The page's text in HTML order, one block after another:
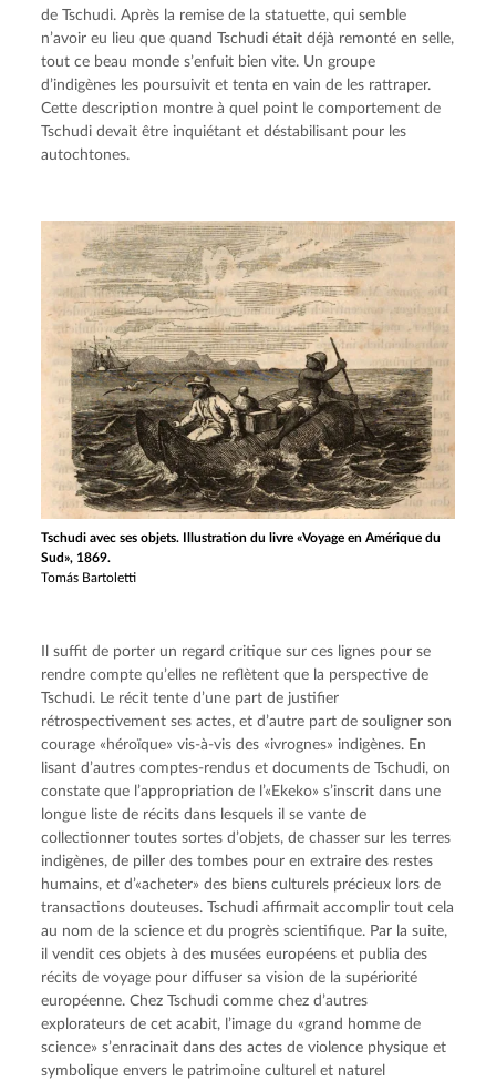
de Tschudi. Après la remise de la statuette, qui semble
n’avoir eu lieu que quand Tschudi était déjà remonté en selle,
tout ce beau monde s’enfuit bien vite. Un groupe
d’indigènes les poursuivit et tenta en vain de les rattraper.
Cette description montre à quel point le comportement de
Tschudi devait être inquiétant et déstabilisant pour les
autochtones.
Tschudi avec ses objets. Illustration du livre «Voyage en Amérique du
Sud», 1869.
Tomás Bartoletti
Il suffit de porter un regard critique sur ces lignes pour se
rendre compte qu’elles ne reflètent que la perspective de
Tschudi. Le récit tente d’une part de justifier
rétrospectivement ses actes, et d’autre part de souligner son
courage «héroïque» vis-à-vis des «ivrognes» indigènes. En
lisant d’autres comptes-rendus et documents de Tschudi, on
constate que l’appropriation de l’«Ekeko» s’inscrit dans une
longue liste de récits dans lesquels il se vante de
collectionner toutes sortes d’objets, de chasser sur les terres
indigènes, de piller des tombes pour en extraire des restes
humains, et d’«acheter» des biens culturels précieux lors de
transactions douteuses. Tschudi affirmait accomplir tout cela
au nom de la science et du progrès scientifique. Par la suite,
il vendit ces objets à des musées européens et publia des
récits de voyage pour diffuser sa vision de la supériorité
européenne. Chez Tschudi comme chez d’autres
explorateurs de cet acabit, l’image du «grand homme de
science» s’enracinait dans des actes de violence physique et
symbolique envers le patrimoine culturel et naturel